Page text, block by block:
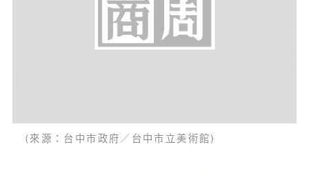
(來源：台中市政府／台中市立美術館)